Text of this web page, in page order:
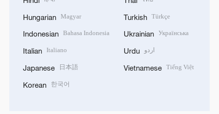
Hungarian Magyar
Indonesian Bahasa Indonesia
Italian Italiano
Japanese 日本語
Korean 한국어
Turkish Türkçe
Ukrainian Українська
Urdu اردو
Vietnamese Tiếng Việt